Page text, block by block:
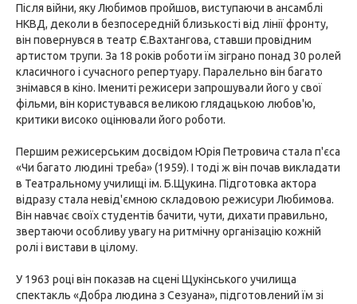
Після війни, яку Любимов пройшов, виступаючи в ансамблі
НКВД, деколи в безпосередній близькості від лінії фронту,
він повернувся в театр Є.Вахтангова, ставши провідним
артистом трупи. За 18 років роботи їм зіграно понад 30 ролей
класичного і сучасного репертуару. Паралельно він багато
знімався в кіно. Імениті режисери запрошували його у свої
фільми, він користувався великою глядацькою любов'ю,
критики високо оцінювали його роботи.
Першим режисерським досвідом Юрія Петровича стала п'єса
«Чи багато людині треба» (1959). І тоді ж він почав викладати
в Театральному училищі ім. Б.Щукина. Підготовка актора
відразу стала невід'ємною складовою режисури Любимова.
Він навчає своїх студентів бачити, чути, дихати правильно,
звертаючи особливу увагу на ритмічну організацію кожній
ролі і вистави в цілому.
У 1963 році він показав на сцені Щукінського училища
спектакль «Добра людина з Сезуана», підготовлений їм зі